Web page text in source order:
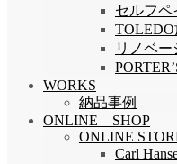
セルフペ
TOLEDO
リノベー
WORKS
納品事例
ONLINE SHOP
ONLINE
Carl